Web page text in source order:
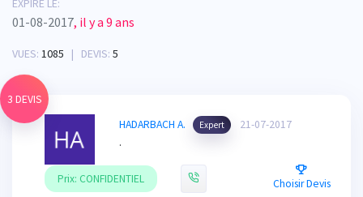
EXPIRE LE:
01-08-2017, il y a 9 ans
VUES: 1085 | DEVIS: 5
3 DEVIS
HADARBACH A.
Expert 21-07-2017
.
Prix: CONFIDENTIEL Choisir Devis